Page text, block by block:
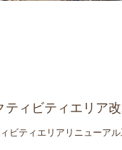
ティビティエリア改
ティエリアリニューアル